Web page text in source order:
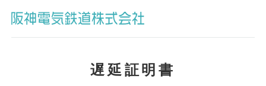
遅延証明書